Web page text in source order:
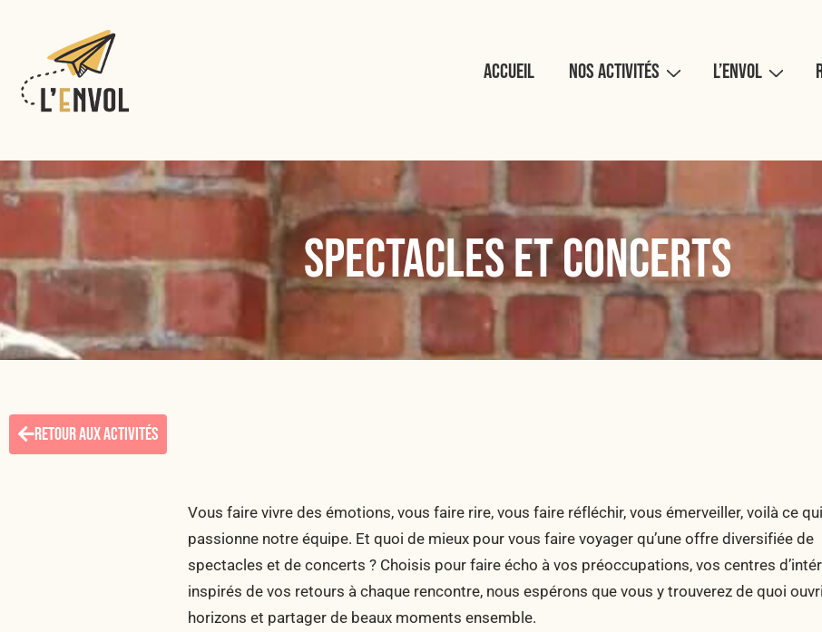
Accueil Nos activités L’Envol
Spectacles et concerts
RETOUR AUX ACTIVITÉS
Vous faire vivre des émotions, vous faire rire, vous faire réfléchir, vous émerveiller, voilà ce qui
passionne notre équipe. Et quoi de mieux pour vous faire voyager qu’une offre diversifiée de
spectacles et de concerts ? Choisis pour faire écho à vos préoccupations, vos centres
inspirés de vos retours à chaque rencontre, nous espérons que vous y trouverez de quoi
horizons et partager de beaux moments ensemble.